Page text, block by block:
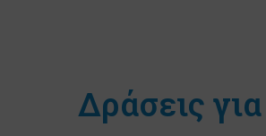
Δράσεις